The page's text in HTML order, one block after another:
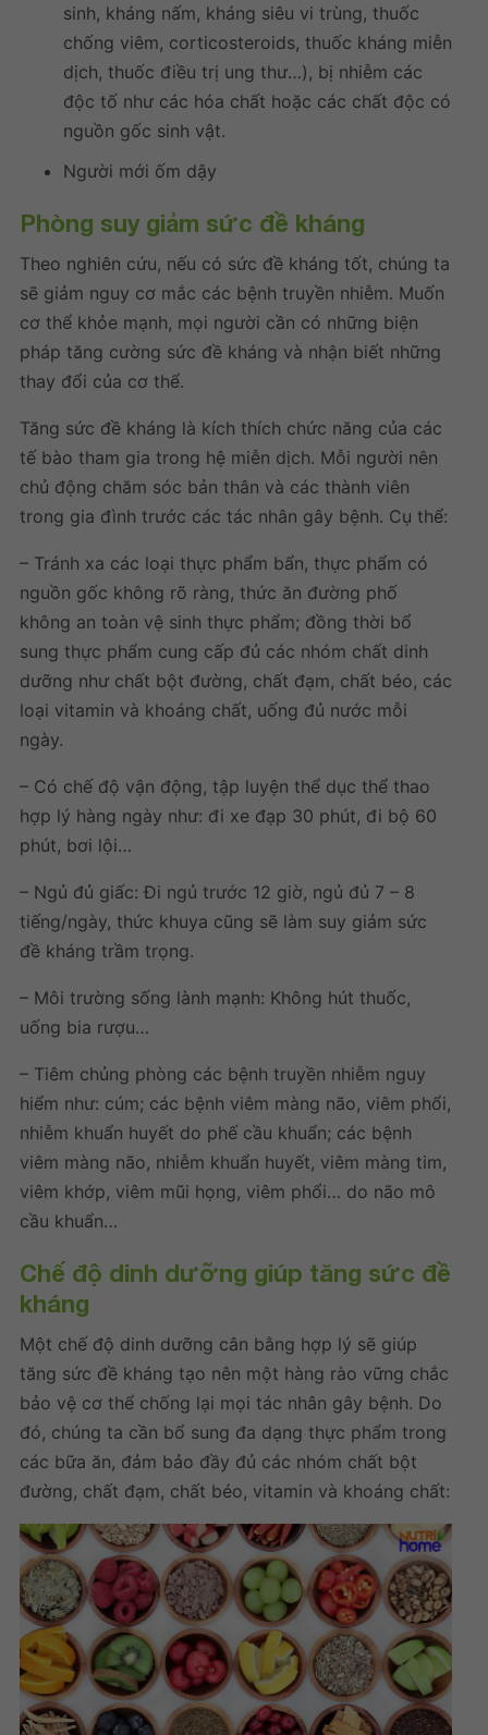
sinh, kháng nấm, kháng siêu vi trùng, thuốc
chống viêm, corticosteroids, thuốc kháng miễn
dịch, thuốc điều trị ung thư…), bị nhiễm các
độc tố như các hóa chất hoặc các chất độc có
nguồn gốc sinh vật.
Người mới ốm dậy
Phòng suy giảm sức đề kháng
Theo nghiên cứu, nếu có sức đề kháng tốt, chúng ta
sẽ giảm nguy cơ mắc các bệnh truyền nhiễm. Muốn
cơ thể khỏe mạnh, mọi người cần có những biện
pháp tăng cường sức đề kháng và nhận biết những
thay đổi của cơ thể.
Tăng sức đề kháng là kích thích chức năng của các
tế bào tham gia trong hệ miễn dịch. Mỗi người nên
chủ động chăm sóc bản thân và các thành viên
trong gia đình trước các tác nhân gây bệnh. Cụ thể:
– Tránh xa các loại thực phẩm bẩn, thực phẩm có
nguồn gốc không rõ ràng, thức ăn đường phố
không an toàn vệ sinh thực phẩm; đồng thời bổ
sung thực phẩm cung cấp đủ các nhóm chất dinh
dưỡng như chất bột đường, chất đạm, chất béo, các
loại vitamin và khoáng chất, uống đủ nước mỗi
ngày.
– Có chế độ vận động, tập luyện thể dục thể thao
hợp lý hàng ngày như: đi xe đạp 30 phút, đi bộ 60
phút, bơi lội…
– Ngủ đủ giấc: Đi ngủ trước 12 giờ, ngủ đủ 7 – 8
tiếng/ngày, thức khuya cũng sẽ làm suy giảm sức
đề kháng trầm trọng.
– Môi trường sống lành mạnh: Không hút thuốc,
uống bia rượu…
– Tiêm chủng phòng các bệnh truyền nhiễm nguy
hiểm như: cúm; các bệnh viêm màng não, viêm phổi,
nhiễm khuẩn huyết do phế cầu khuẩn; các bệnh
viêm màng não, nhiễm khuẩn huyết, viêm màng tim,
viêm khớp, viêm mũi họng, viêm phổi… do não mô
cầu khuẩn…
Chế độ dinh dưỡng giúp tăng sức đề
kháng
Một chế độ dinh dưỡng cân bằng hợp lý sẽ giúp
tăng sức đề kháng tạo nên một hàng rào vững chắc
bảo vệ cơ thể chống lại mọi tác nhân gây bệnh. Do
đó, chúng ta cần bổ sung đa dạng thực phẩm trong
các bữa ăn, đảm bảo đầy đủ các nhóm chất bột
đường, chất đạm, chất béo, vitamin và khoáng chất: